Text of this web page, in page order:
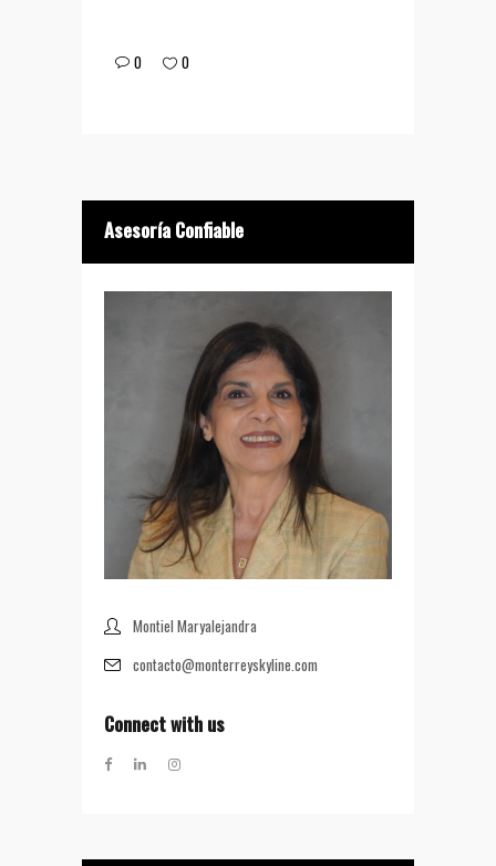
0 0
Asesoría Confiable
Montiel Maryalejandra
contacto@monterreyskyline.com
Connect with us